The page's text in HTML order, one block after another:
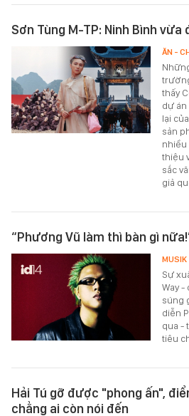
Sơn Tùng M-TP: Ninh Bình
thấy
dự án
lại
sản
nhiều
thiệu
sắc
giả
ĂN -
“Phương Vũ làm thì bàn gì
Sự
Way -
súng
diễn
qua -
tiêu
MUSIK
Hải Tú gỡ được "phong ấn",
chẳng ai còn nói đến